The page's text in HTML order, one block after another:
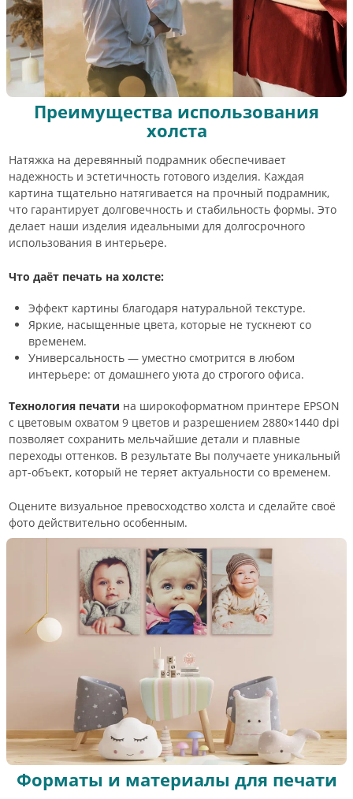
Преимущества использования
холста
Натяжка на деревянный подрамник обеспечивает
надежность и эстетичность готового изделия. Каждая
картина тщательно натягивается на прочный подрамник,
что гарантирует долговечность и стабильность формы. Это
делает наши изделия идеальными для долгосрочного
использования в интерьере.
Что даёт печать на холсте:
Эффект картины благодаря натуральной текстуре.
Яркие, насыщенные цвета, которые не тускнеют со
временем.
Универсальность — уместно смотрится в любом
интерьере: от домашнего уюта до строгого офиса.
Технология печати на широкоформатном принтере EPSON
с цветовым охватом 9 цветов и разрешением 2880×1440 dpi
позволяет сохранить мельчайшие детали и плавные
переходы оттенков. В результате Вы получаете уникальный
арт-объект, который не теряет актуальности со временем.
Оцените визуальное превосходство холста и сделайте своё
фото действительно особенным.
Форматы и материалы для печати